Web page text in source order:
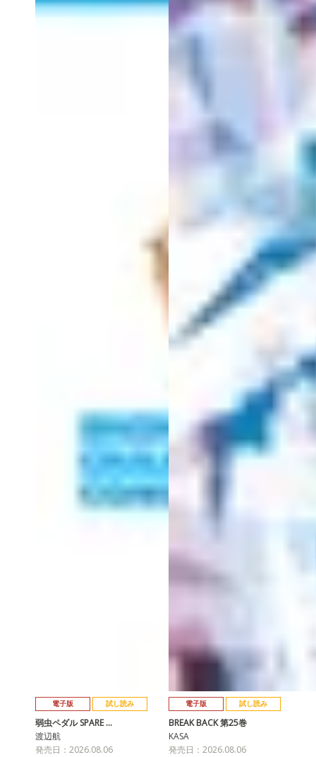
電子版 試し読み
弱虫ペダル SPARE …
渡辺航
発売日：2026.08.06
電子版 試し読み
BREAK BACK 第25巻
KASA
発売日：2026.08.06